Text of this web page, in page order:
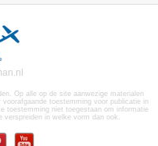
Op alle op de site aanwezige materialen
toestemming voor publicatie in
toestemming niet toegestaan om informatie
in welke vorm dan ook.